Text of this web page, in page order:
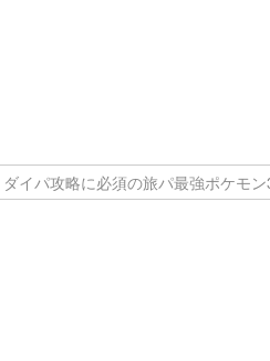
ダイパ攻略に必須の旅パ最強ポケモ